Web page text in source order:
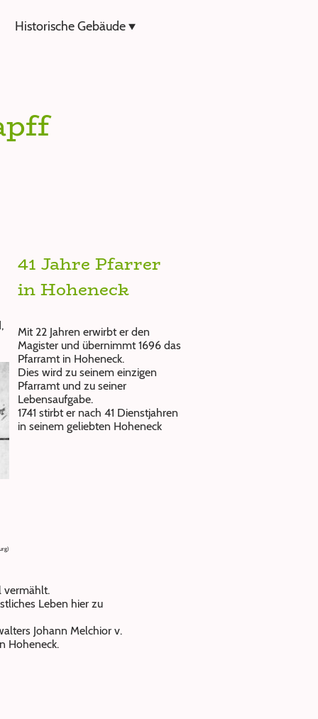
Historische Gebäude
41 Jahre Pfarrer
in Hoheneck
Mit 22 Jahren erwirbt er den
Magister und übernimmt 1696 das
Pfarramt in Hoheneck.
Dies wird zu seinem einzigen
Pfarramt und zu seiner
Lebensaufgabe.
1741 stirbt er nach 41 Dienstjahren
in seinem geliebten Hoheneck
vermählt.
Leben hier zu
Johann Melchior v.
Hoheneck.